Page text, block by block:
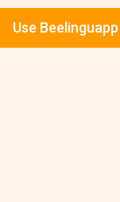
Use Beelinguapp